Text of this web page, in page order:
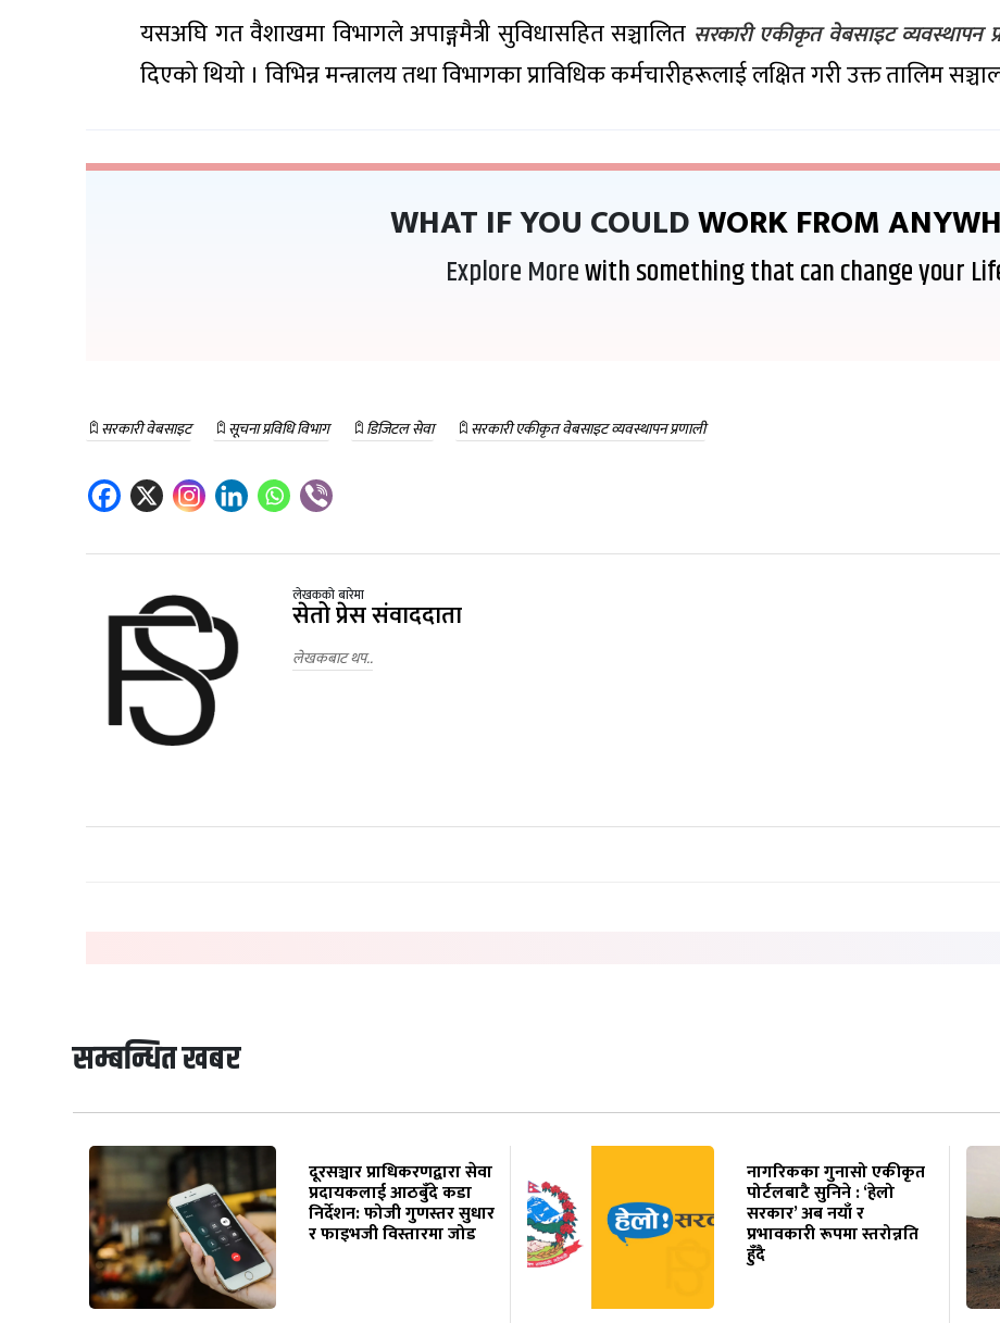
यसअघि गत वैशाखमा विभागले अपाङ्गमैत्री सुविधासहित सञ्चालित सरकारी एकीकृत वेबसाइट व्यवस्थापन
दिएको थियो । विभिन्न मन्त्रालय तथा विभागका प्राविधिक कर्मचारीहरूलाई लक्षित गरी उक्त तालिम
WHAT IF YOU COULDWORK FROM
Explore Morewith something that can change your
सरकारी वेबसाइट सूचना प्रविधि विभाग डिजिटल सेवा सरकारी एकीकृत वेबसाइट व्यवस्थापन प्रणाली
लेखकको बारेमा
सेतो प्रेस संवाददाता
लेखकबाट थप..
सम्बन्धित खबर
दूरसञ्चार प्राधिकरणद्वारा सेवा
प्रदायकलाई आठबुँदे कडा
निर्देशन: फोजी गुणस्तर सुधार
र फाइभजी विस्तारमा जोड
नागरिकका गुनासो एकीकृत
पोर्टलबाटै सुनिने : ‘हेलो
सरकार’ अब नयाँ र
प्रभावकारी रूपमा स्तरोन्नति
हुँदै